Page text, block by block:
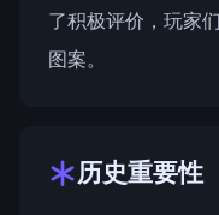
了积极评价，玩家
图案。
历史重要性